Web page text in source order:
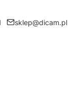
sklep@dicam.pl